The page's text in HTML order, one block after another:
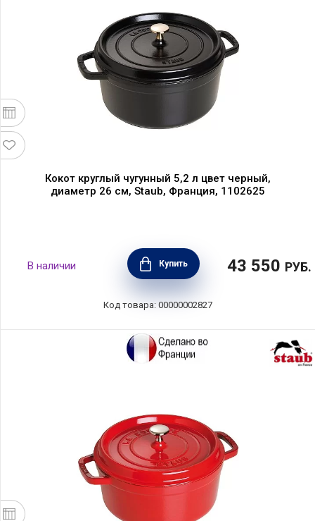
Кокот круглый чугунный 5,2 л цвет черный,
диаметр 26 см, Staub, Франция, 1102625
В наличии Купить 43 550 РУБ.
Код товара: 00000002827